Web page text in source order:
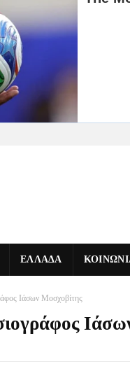
ΕΛΛΑΔΑ
Ιάσων Μοσχοβίτης